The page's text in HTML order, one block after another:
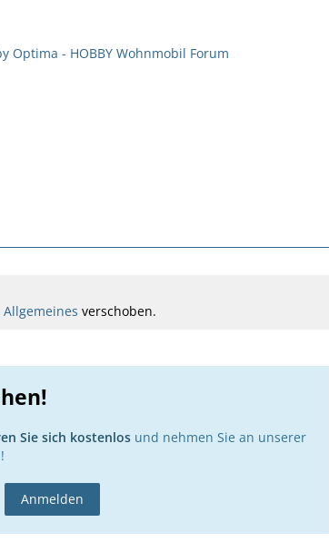
Optima - HOBBY Wohnmobil Forum
Allgemeines verschoben.
Sie sich kostenlos und nehmen Sie an unserer
Anmelden